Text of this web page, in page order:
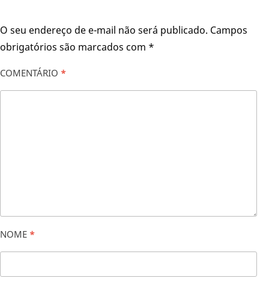
O seu endereço de e-mail não será publicado. Campos
obrigatórios são marcados com *
COMENTÁRIO *
NOME *